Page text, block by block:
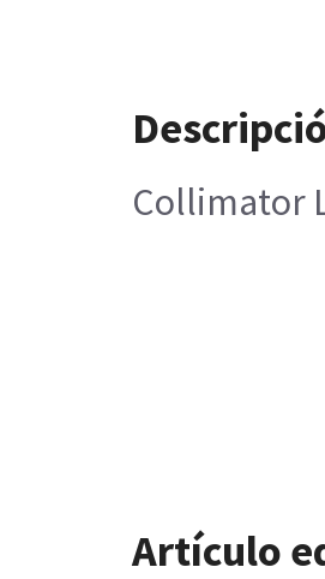
Collimator
Artículo